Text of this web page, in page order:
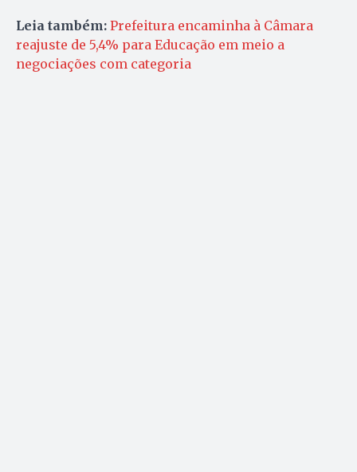
Leia também: Prefeitura encaminha à Câmara
reajuste de 5,4% para Educação em meio a
negociações com categoria